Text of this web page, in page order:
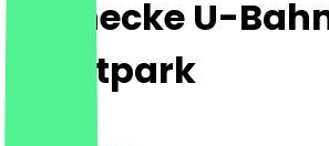
Steinecke U-
Kleistpark